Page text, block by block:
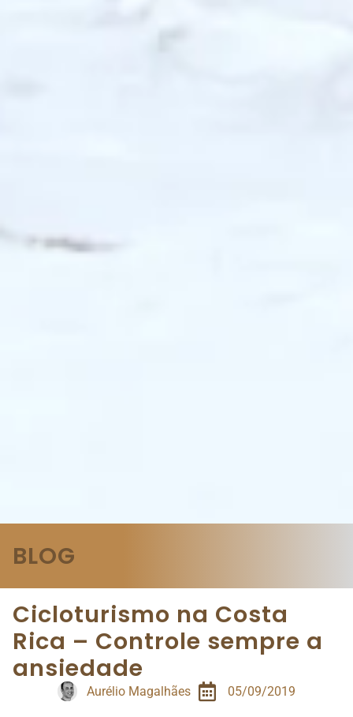
BLOG
Cicloturismo na Costa
Rica – Controle sempre a
ansiedade
Aurélio Magalhães 05/09/2019